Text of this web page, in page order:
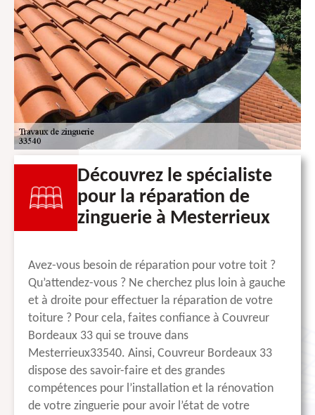
Découvrez le spécialiste
pour la réparation de
zinguerie à Mesterrieux
Avez-vous besoin de réparation pour votre toit ?
Qu’attendez-vous ? Ne cherchez plus loin à gauche
et à droite pour effectuer la réparation de votre
toiture ? Pour cela, faites confiance à Couvreur
Bordeaux 33 qui se trouve dans
Mesterrieux33540. Ainsi, Couvreur Bordeaux 33
dispose des savoir-faire et des grandes
compétences pour l’installation et la rénovation
de votre zinguerie pour avoir l’état de votre